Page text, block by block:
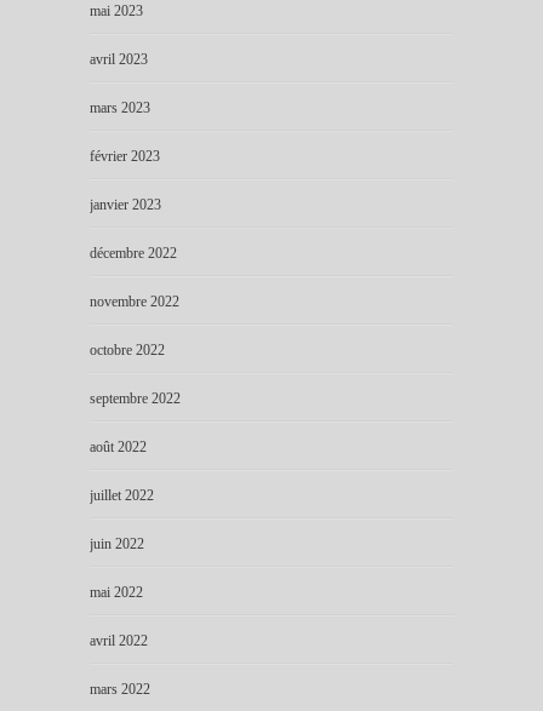
mai 2023
avril 2023
mars 2023
février 2023
janvier 2023
décembre 2022
novembre 2022
octobre 2022
septembre 2022
août 2022
juillet 2022
juin 2022
mai 2022
avril 2022
mars 2022